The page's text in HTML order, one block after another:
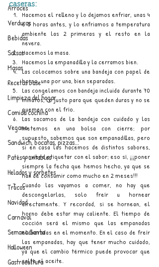
Arroces
Verduras
Bebidas
Salsas
Masas
Recetas base
Limpieza del hogar
Comida cochina
Vegano
Sandwich, bocatas, pizzas...
Patés y untables
Helados y sorbetes
Trucos
Navidad
Carnaval
Semana Santa
Halloween
Gastrocultura
caseras:
Hacemos el relleno y lo dejamos enfriar, unas 4
o 5 horas antes, y lo enfriamos a temperatura
ambiente las 2 primeras y el resto en la
nevera.
Hacemos la masa.
Hacemos la empanadilla y la cerramos bien.
Las colocamos sobre una bandeja con papel de
horno, una por una, bien separadas.
Las congelamos con bandeja incluida durante 70
minutos, lo justo para que queden duras y no se
quemen con el frío.
Las sacamos de la bandeja con cuidado y las
metemos en una bolsa con cierre; por
supuesto, sabemos que son empanadillas, pero
si en casa las hacemos de distintos sabores,
conviene etiquetar con el sabor; eso sí, ¡¡¡poner
siempre la fecha que hemos hecho, ya que se
han de consumir como mucho en 2 meses!!!
Cuando las vayamos a comer, no hay que
descongelarlas, solo freír u hornear
directamente. Y recordad, si se hornean, el
horno debe estar muy caliente. El tiempo de
cocción será el mismo que las empanadas
elaboradas en el momento. En el caso de freír
las empanadas, hay que tener mucho cuidado,
ya que el cambio térmico puede provocar que
salte el aceite.